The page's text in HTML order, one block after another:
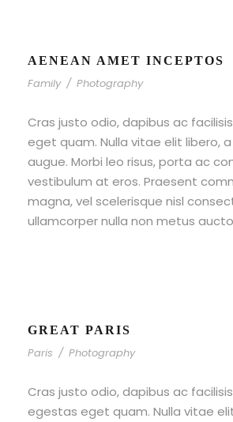
AENEAN AMET INCEPTOS
Family / Photography
Cras justo odio, dapibus ac
eget quam. Nulla vitae elit libero,
augue. Morbi leo risus, porta ac
vestibulum at eros. Praesent
magna, vel scelerisque nisl
ullamcorper nulla non metus
GREAT PARIS
Paris / Photography
Cras justo odio, dapibus ac
egestas eget quam. Nulla vitae